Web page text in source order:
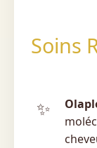
Soins